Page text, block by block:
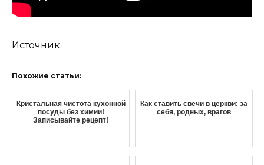
Источник
Похожие статьи:
Кристальная чистота кухонной
посуды без химии!
Записывайте рецепт!
Как ставить свечи в церкви: за
себя, родных, врагов